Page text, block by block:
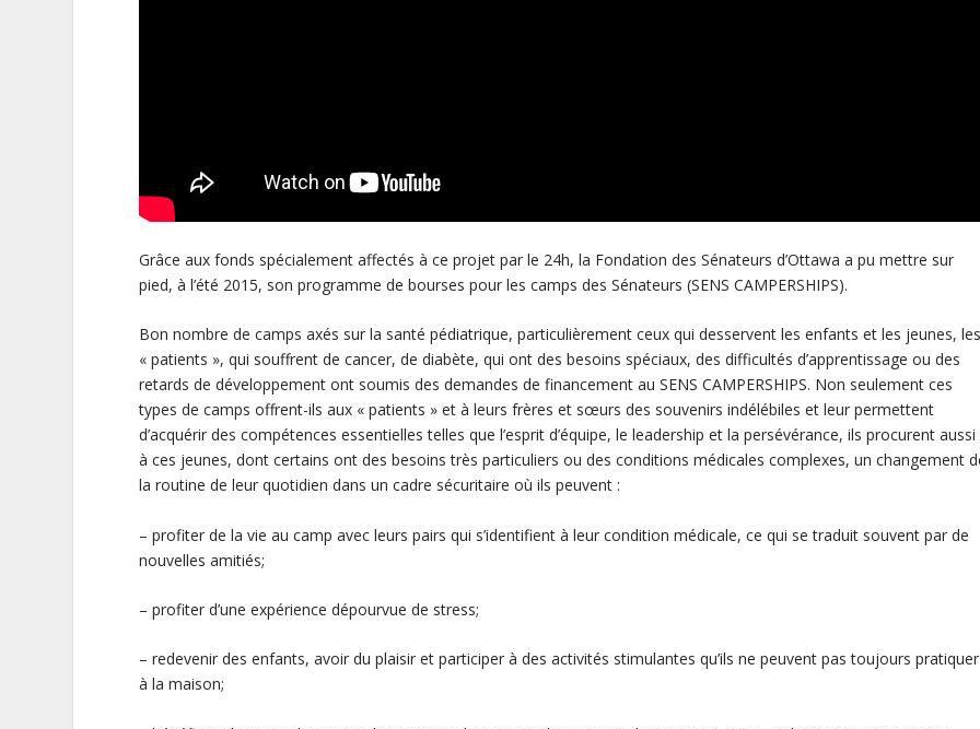
Grâce aux fonds spécialement affectés à ce projet par le 24h, la Fondation des Sénateurs d’Ottawa a pu mettre sur
pied, à l’été 2015, son programme de bourses pour les camps des Sénateurs (SENS CAMPERSHIPS).
Bon nombre de camps axés sur la santé pédiatrique, particulièrement ceux qui desservent les enfants et les jeunes,
« patients », qui souffrent de cancer, de diabète, qui ont des besoins spéciaux, des difficultés d’apprentissage ou des
retards de développement ont soumis des demandes de financement au SENS CAMPERSHIPS. Non seulement ces
types de camps offrent-ils aux « patients » et à leurs frères et sœurs des souvenirs indélébiles et leur permettent
d’acquérir des compétences essentielles telles que l’esprit d’équipe, le leadership et la persévérance, ils procurent aussi
à ces jeunes, dont certains ont des besoins très particuliers ou des conditions médicales complexes, un changement
la routine de leur quotidien dans un cadre sécuritaire où ils peuvent :
– profiter de la vie au camp avec leurs pairs qui s’identifient à leur condition médicale, ce qui se traduit souvent par de
nouvelles amitiés;
– profiter d’une expérience dépourvue de stress;
– redevenir des enfants, avoir du plaisir et participer à des activités stimulantes qu’ils ne peuvent pas toujours pratiquer
à la maison;